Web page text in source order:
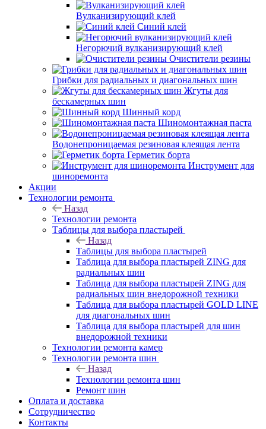
Вулканизирующий клей
Синий клей
Негорючий вулканизирующий клей
Очистители резины
Грибки для радиальных и диагональных шин
Жгуты для
бескамерных шин
Шинный корд
Шиномонтажная паста
Водонепроницаемая резиновая клеящая лента
Герметик борта
Инструмент для
шиноремонта
Акции
Технологии ремонта
Назад
Технологии ремонта
Таблицы для выбора пластырей
Назад
Таблицы для выбора пластырей
Таблица для выбора пластырей ZING для
радиальных шин
Таблица для выбора пластырей ZING для
радиальных шин внедорожной техники
Таблица для выбора пластырей GOLD LINE
для диагональных шин
Таблица для выбора пластырей для шин
внедорожной техники
Технологии ремонта камер
Технологии ремонта шин
Назад
Технологии ремонта шин
Ремонт шин
Оплата и доставка
Сотрудничество
Контакты